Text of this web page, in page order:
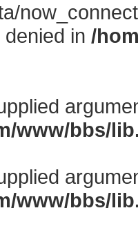
in /
www/bbs/
www/bbs/